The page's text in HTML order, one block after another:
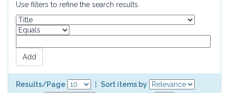
Use filters to refine the search results.
Results/Page
Sort items by